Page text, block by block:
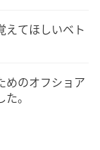
えてほしいベト
めのオフショア
。